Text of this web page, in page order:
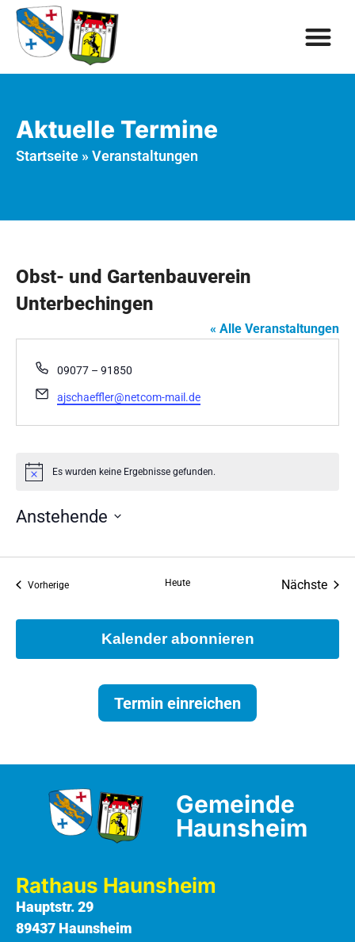
Aktuelle Termine
Startseite » Veranstaltungen
Obst- und Gartenbauverein
Unterbechingen
« Alle Veranstaltungen
Telefon
09077 – 91850
Email
ajschaeffler@netcom-mail.de
HinweisEs wurden keine Ergebnisse gefunden.
Anstehende
VorherigeVeranstaltungen Heute Nächste
Kalender abonnieren
Termin einreichen
Gemeinde
Haunsheim
Rathaus Haunsheim
Hauptstr. 29
89437 Haunsheim